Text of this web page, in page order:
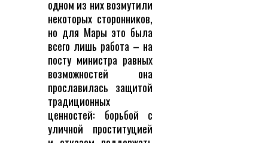
одном из них возмутили
некоторых сторонников,
но для Мары это была
всего лишь работа – на
посту министра равных
возможностей она
прославилась защитой
традиционных
ценностей: борьбой с
уличной проституцией